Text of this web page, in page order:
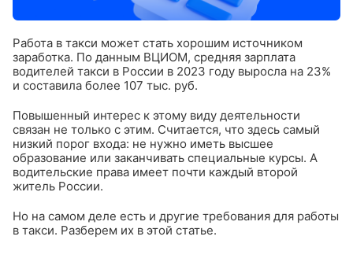
Работа в такси может стать хорошим источником
заработка. По данным ВЦИОМ, средняя зарплата
водителей такси в России в 2023 году выросла на 23%
и составила более 107 тыс. руб.
Повышенный интерес к этому виду деятельности
связан не только с этим. Считается, что здесь самый
низкий порог входа: не нужно иметь высшее
образование или заканчивать специальные курсы. А
водительские права имеет почти каждый второй
житель России.
Но на самом деле есть и другие требования для работы
в такси. Разберем их в этой статье.